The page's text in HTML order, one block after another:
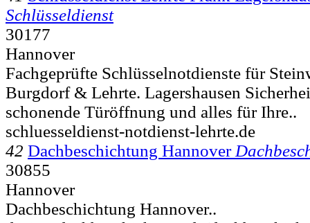
Schlüsseldienst
30177
Hannover
Fachgeprüfte Schlüsselnotdienste für
Burgdorf & Lehrte. Lagershausen
schonende Türöffnung und alles für Ihre..
schluesseldienst-notdienst-lehrte.de
42 Dachbeschichtung Hannover
30855
Hannover
Dachbeschichtung Hannover..